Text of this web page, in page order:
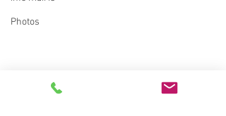
Photos